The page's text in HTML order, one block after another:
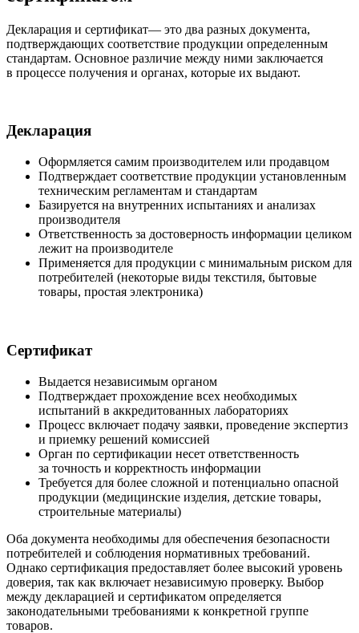
Декларация и сертификат— это два разных документа,
подтверждающих соответствие продукции определенным
стандартам. Основное различие между ними заключается
в процессе получения и органах, которые их выдают.
Декларация
Оформляется самим производителем или продавцом
Подтверждает соответствие продукции установленным
техническим регламентам и стандартам
Базируется на внутренних испытаниях и анализах
производителя
Ответственность за достоверность информации целиком
лежит на производителе
Применяется для продукции с минимальным риском для
потребителей (некоторые виды текстиля, бытовые
товары, простая электроника)
Сертификат
Выдается независимым органом
Подтверждает прохождение всех необходимых
испытаний в аккредитованных лабораториях
Процесс включает подачу заявки, проведение экспертиз
и приемку решений комиссией
Орган по сертификации несет ответственность
за точность и корректность информации
Требуется для более сложной и потенциально опасной
продукции (медицинские изделия, детские товары,
строительные материалы)
Оба документа необходимы для обеспечения безопасности
потребителей и соблюдения нормативных требований.
Однако сертификация предоставляет более высокий уровень
доверия, так как включает независимую проверку. Выбор
между декларацией и сертификатом определяется
законодательными требованиями к конкретной группе
товаров.